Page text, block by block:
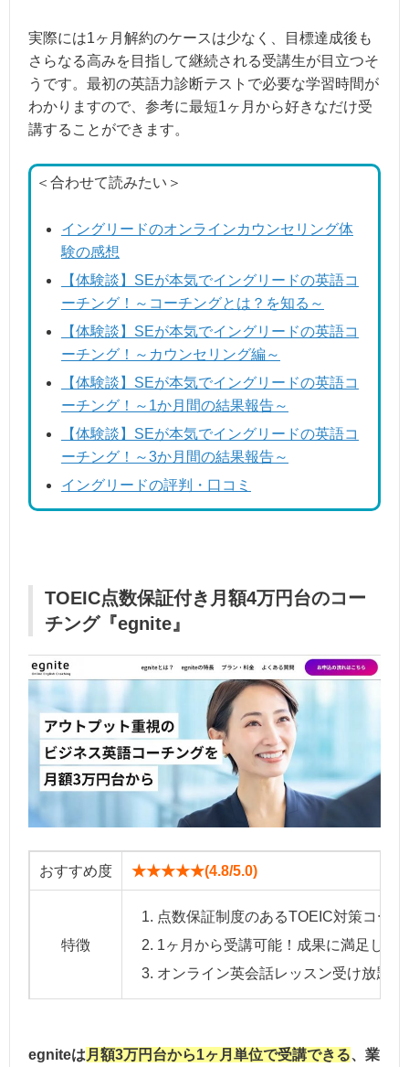
実際には1ヶ月解約のケースは少なく、目標達成後も
さらなる高みを目指して継続される受講生が目立つそ
うです。最初の英語力診断テストで必要な学習時間が
わかりますので、参考に最短1ヶ月から好きなだけ受
講することができます。
＜合わせて読みたい＞
イングリードのオンラインカウンセリング体
験の感想
【体験談】SEが本気でイングリードの英語コ
ーチング！～コーチングとは？を知る～
【体験談】SEが本気でイングリードの英語コ
ーチング！～カウンセリング編～
【体験談】SEが本気でイングリードの英語コ
ーチング！～1か月間の結果報告～
【体験談】SEが本気でイングリードの英語コ
ーチング！～3か月間の結果報告～
イングリードの評判・口コミ
TOEIC点数保証付き月額4万円台のコー
チング『egnite』
おすすめ度 ★★★★★(4.8/5.0)
特徴
点数保証制度のあるTOEIC対策コー
1ヶ月から受講可能！成果に満足した
オンライン英会話レッスン受け放題
プレミアムプラン：月額69,800円（
egniteは 月額3万円台から1ヶ月単位で受講できる、業